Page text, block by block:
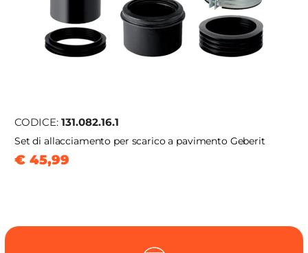
CODICE: 131.082.16.1
Set di allacciamento per scarico a pavimento Geberit
€ 45,99